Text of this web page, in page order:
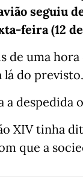
seguiu
feira (12
de uma
lá do previsto.
despedida
XIV tinha
que a